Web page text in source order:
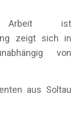
Arbeit ist
zeigt sich in
von
aus Soltau